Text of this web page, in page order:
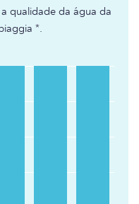
qualidade da água da
*.